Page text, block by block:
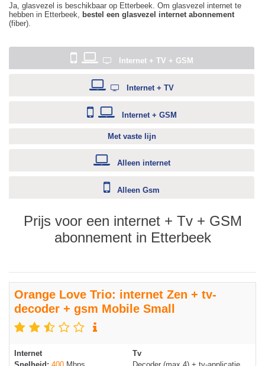
Ja, glasvezel is beschikbaar op Etterbeek. Om glasvezel internet te
hebben in Etterbeek, bestel een glasvezel internet abonnement
(fiber).
Internet + TV + GSM
Internet + TV
Internet + GSM
Met vaste lijn
Alleen internet
Alleen Gsm
Prijs voor een internet + Tv + GSM
abonnement in Etterbeek
Orange Love Trio: internet Zen + tv-
decoder + gsm Mobile Small
Internet
Tv